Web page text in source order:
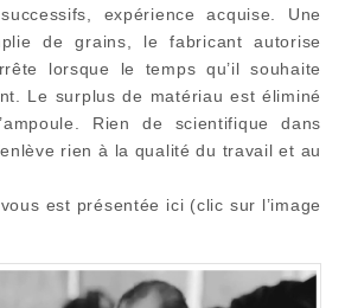
expérience acquise. Une
de grains, le fabricant autorise
lorsque le temps qu’il souhaite
Le surplus de matériau est éliminé
Rien de scientifique dans
rien à la qualité du travail et au
est présentée ici (clic sur l’image